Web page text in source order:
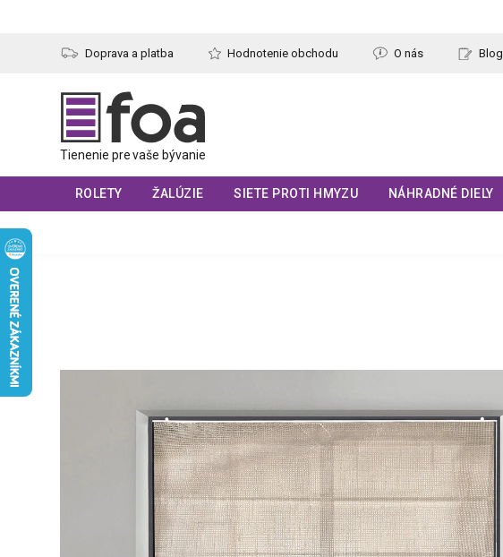
Doprava a platba Hodnotenie obchodu O nás Blog
ROLETY ŽALÚZIE SIETE PROTI HMYZU NÁHRADNÉ DIELY